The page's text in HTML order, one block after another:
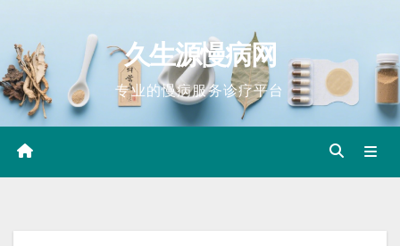
content
久生源慢病网
专业的慢病服务诊疗平台